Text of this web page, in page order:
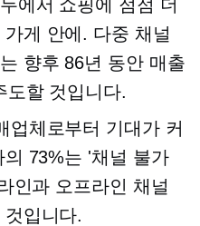
에서 쇼핑에 점점 더
가게 안에. 다중 채널
향후 86년 동안 매출
도할 것입니다.
업체로부터 기대가 커
73%는 '채널 불가
인과 오프라인 채널
입니다.